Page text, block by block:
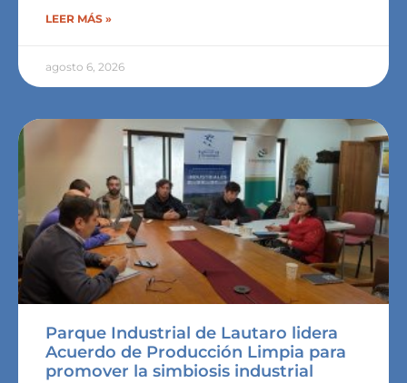
LEER MÁS »
agosto 6, 2026
Parque Industrial de Lautaro lidera
Acuerdo de Producción Limpia para
promover la simbiosis industrial